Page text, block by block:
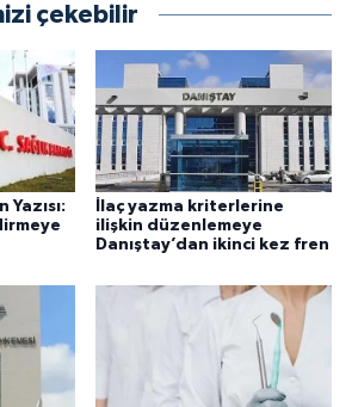
çekebilir
Yazısı:
İlaç yazma kriterlerine
ilişkin düzenlemeye
Danıştay’dan ikinci kez fren